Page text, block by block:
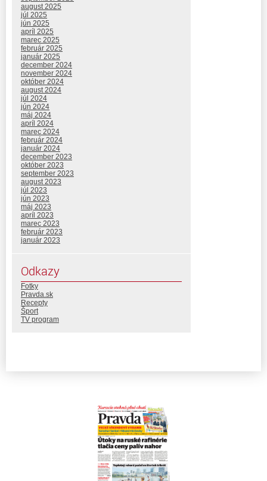
august 2025
júl 2025
jún 2025
apríl 2025
marec 2025
február 2025
január 2025
december 2024
november 2024
október 2024
august 2024
júl 2024
jún 2024
máj 2024
apríl 2024
marec 2024
február 2024
január 2024
december 2023
október 2023
september 2023
august 2023
júl 2023
jún 2023
máj 2023
apríl 2023
marec 2023
február 2023
január 2023
Odkazy
Fotky
Pravda.sk
Recepty
Šport
TV program